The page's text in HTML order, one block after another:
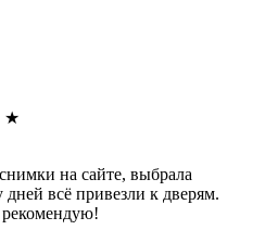
★
на сайте, выбрала
дней всё привезли к дверям.
рекомендую!